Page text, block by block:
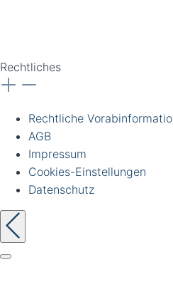
Rechtliches
Rechtliche
AGB
Impressum
Cookies-Einstellungen
Datenschutz